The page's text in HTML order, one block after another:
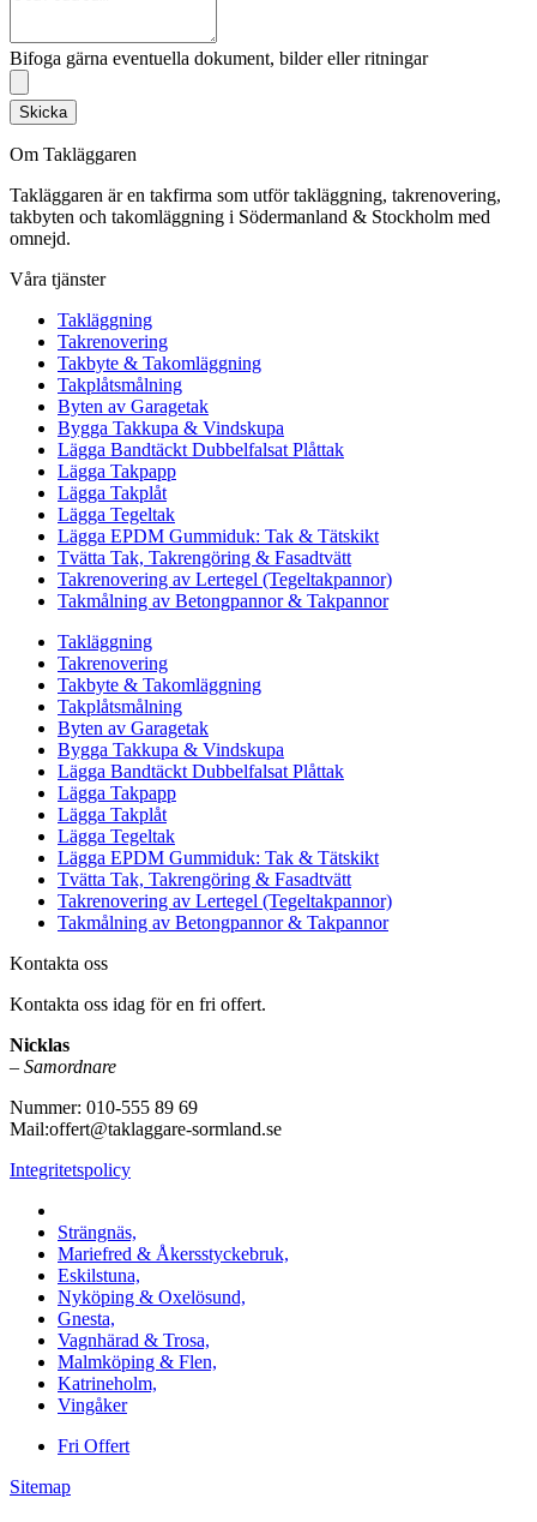
Bifoga gärna eventuella dokument, bilder eller ritningar
Skicka
Om Takläggaren
Takläggaren är en takfirma som utför takläggning, takrenovering,
takbyten och takomläggning i Södermanland & Stockholm med
omnejd.
Våra tjänster
Takläggning
Takrenovering
Takbyte & Takomläggning
Takplåtsmålning
Byten av Garagetak
Bygga Takkupa & Vindskupa
Lägga Bandtäckt Dubbelfalsat Plåttak
Lägga Takpapp
Lägga Takplåt
Lägga Tegeltak
Lägga EPDM Gummiduk: Tak & Tätskikt
Tvätta Tak, Takrengöring & Fasadtvätt
Takrenovering av Lertegel (Tegeltakpannor)
Takmålning av Betongpannor & Takpannor
Takläggning
Takrenovering
Takbyte & Takomläggning
Takplåtsmålning
Byten av Garagetak
Bygga Takkupa & Vindskupa
Lägga Bandtäckt Dubbelfalsat Plåttak
Lägga Takpapp
Lägga Takplåt
Lägga Tegeltak
Lägga EPDM Gummiduk: Tak & Tätskikt
Tvätta Tak, Takrengöring & Fasadtvätt
Takrenovering av Lertegel (Tegeltakpannor)
Takmålning av Betongpannor & Takpannor
Kontakta oss
Kontakta oss idag för en fri offert.
Nicklas
– Samordnare
Nummer: 010-555 89 69
Mail:offert@taklaggare-sormland.se
Integritetspolicy
Strängnäs,
Mariefred & Åkersstyckebruk,
Eskilstuna,
Nyköping & Oxelösund,
Gnesta,
Vagnhärad & Trosa,
Malmköping & Flen,
Katrineholm,
Vingåker
Fri Offert
Sitemap